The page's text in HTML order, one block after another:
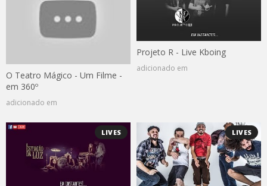
O Teatro Mágico - Um Filme -
em 360º
adicionado em
Projeto R - Live Kboing
adicionado em
LIVES LIVES